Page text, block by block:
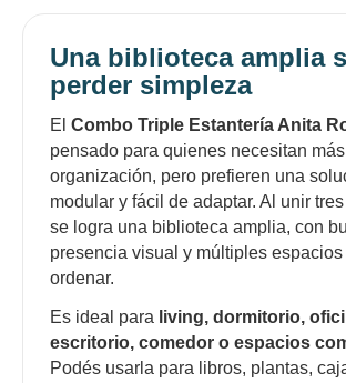
Una biblioteca amplia
perder simpleza
El Combo Triple Estantería Anita
pensado para quienes necesitan
organización, pero prefieren una
modular y fácil de adaptar. Al unir
se logra una biblioteca amplia, con
presencia visual y múltiples espacios
ordenar.
Es ideal para living, dormitorio,
escritorio, comedor o espacios
Podés usarla para libros, plantas,